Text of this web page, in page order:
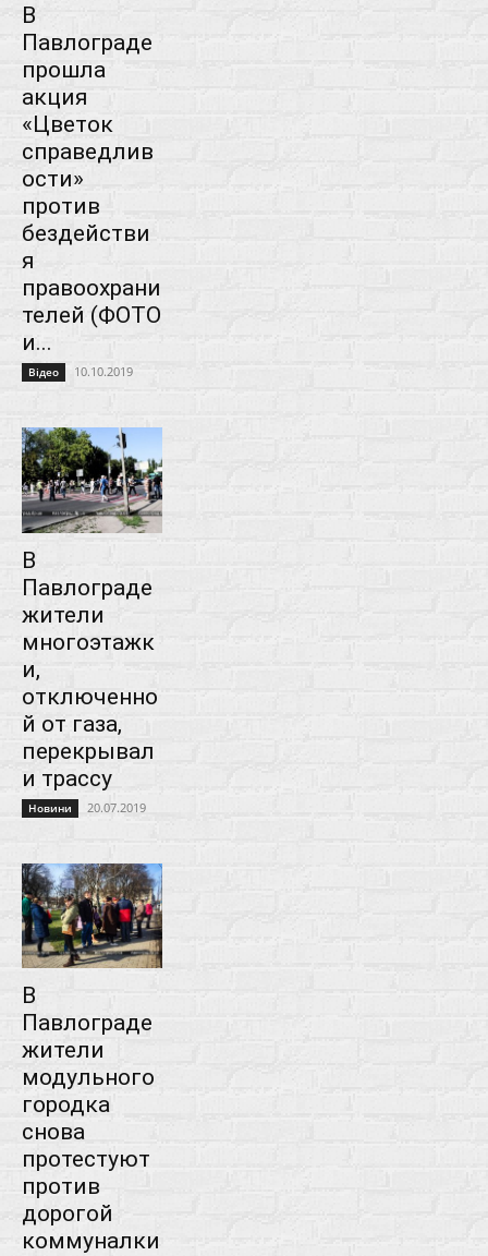
В
Павлограде
прошла
акция
«Цветок
справедлив
ости»
против
бездействи
я
правоохрани
телей (ФОТО
и...
Відео 10.10.2019
В
Павлограде
жители
многоэтажк
и,
отключенно
й от газа,
перекрывал
и трассу
Новини 20.07.2019
В
Павлограде
жители
модульного
городка
снова
протестуют
против
дорогой
коммуналки